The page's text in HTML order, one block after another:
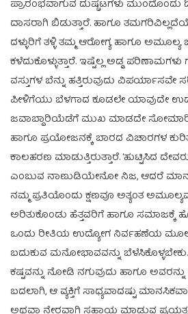
ಪ್ರಾರಂಭವಾಗುವ ದುಷ್ಚಟಗಳು ಮುಂದೊಂದು
ದಾಸರಾಗಿ ಬಿಡುತ್ತಾರೆ. ಹಾಗೂ
ದಳ್ಳುರಿಗೆ ತಳ್ಳಿ ತಮ್ಮ ಆರೋಗ್ಯ ಹಾಗೂ ಅಮೂಲ್ಯ
ಕಳೆದುಕೊಳ್ಳುತ್ತಾರೆ. ಇಷ್ಟೆಲ್ಲ ಅಡ್ಡ
ವಸ್ತುಗಳ ಬೆನ್ನು ಹತ್ತಿರುವುದು
ಪೀಳಿಗೆಯು ಬೆಳಗಾದ ಕೂಡಲೇ ಯಾವುದೇ
ಜವಾಬ್ದಾರಿಯೆಡೆಗೆ ಮುಖ ಮಾಡದೇ ಸೋಮಾರಿ
ಹಾಗೂ ಪ್ರಯೋಜನಕ್ಕೆ ಬಾರದ ವಿಚಾರಗಳ
ಕಾಲಹರಣ ಮಾಡುತ್ತಿರುತ್ತಾರೆ. ‘ಹುಟ್ಟಿಸಿದ
ಎಂಬುವ ನಾಣುಡಿಯೇನೋ ನಿಜ, ಆದರೆ ಮಾನವ
ನಮ್ಮ ಪ್ರತಿಯೊಂದು ಕ್ಷಣವೂ ಅತ್ಯಂತ
ಅರಿತುಕೊಂಡು ಹೆತ್ತವರಿಗೆ ಹಾಗೂ ಸಮಾಜಕ್ಕೆ
ಒಂದು ರೀತಿಯ ಉದ್ಯೋಗ ನಿರ್ವಹಣೆಯ
ಬದುಕುವ ಮನೋಭಾವವನ್ನು ಬೆಳೆಸಿಕೊಳ್ಳಬೇಕು.
ಕಷ್ಟವನ್ನು ನೋಡಿ ನಗುವುದು ಹಾಗೂ ಅವರನ್ನು
ಬದಲಾಗಿ, ಆ ವ್ಯಕ್ತಿಗೆ ಸಾಧ್ಯವಾದಷ್ಟು